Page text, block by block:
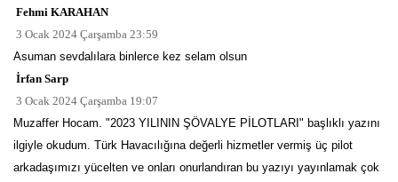
Fehmi KARAHAN
3 Ocak 2024 Çarşamba 23:59
Asuman sevdalılara binlerce kez selam olsun
İrfan Sarp
3 Ocak 2024 Çarşamba 19:07
Muzaffer Hocam. "2023 YILININ ŞÖVALYE PİLOTLARI" başlıklı yazını
ilgiyle okudum. Türk Havacılığına değerli hizmetler vermiş üç pilot
arkadaşımızı yücelten ve onları onurlandıran bu yazıyı yayınlamak çok